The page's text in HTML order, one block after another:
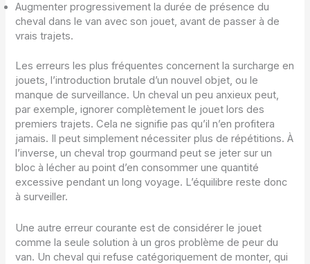
Augmenter progressivement la durée de présence du
cheval dans le van avec son jouet, avant de passer à de
vrais trajets.
Les erreurs les plus fréquentes concernent la surcharge en
jouets, l’introduction brutale d’un nouvel objet, ou le
manque de surveillance. Un cheval un peu anxieux peut,
par exemple, ignorer complètement le jouet lors des
premiers trajets. Cela ne signifie pas qu’il n’en profitera
jamais. Il peut simplement nécessiter plus de répétitions. À
l’inverse, un cheval trop gourmand peut se jeter sur un
bloc à lécher au point d’en consommer une quantité
excessive pendant un long voyage. L’équilibre reste donc
à surveiller.
Une autre erreur courante est de considérer le jouet
comme la seule solution à un gros problème de peur du
van. Un cheval qui refuse catégoriquement de monter, qui